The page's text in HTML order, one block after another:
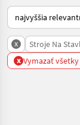
Takto sa
x Stroje Na
x Vymazať